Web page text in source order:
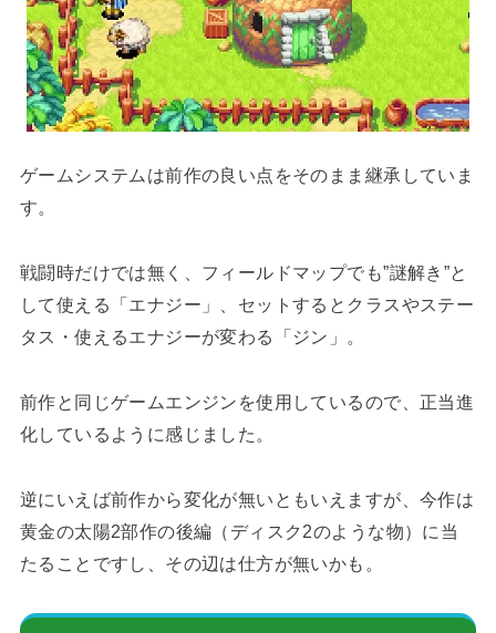
ゲームシステムは前作の良い点をそのまま継承していま
す。
戦闘時だけでは無く、フィールドマップでも”謎解き”と
して使える「エナジー」、セットするとクラスやステー
タス・使えるエナジーが変わる「ジン」。
前作と同じゲームエンジンを使用しているので、正当進
化しているように感じました。
逆にいえば前作から変化が無いともいえますが、今作は
黄金の太陽2部作の後編（ディスク2のような物）に当
たることですし、その辺は仕方が無いかも。